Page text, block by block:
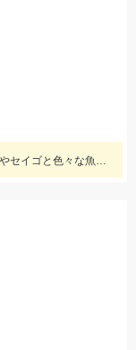
お子様でも簡単なサビキ釣り！今ならハゼやセイゴと色々な魚が一緒に狙えて楽しいです！夏休みの自由研究にもオススメ！